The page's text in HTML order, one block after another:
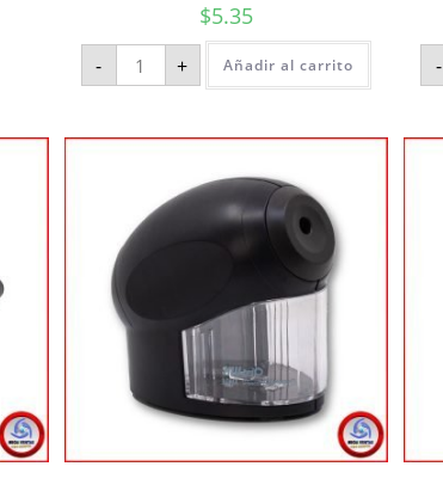
$5.35
- + Añadir al carrito -